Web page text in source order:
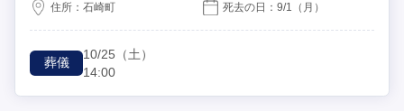
住所：石崎町 死去の日：9/1 （月）
葬儀
10/25 （土）
14:00